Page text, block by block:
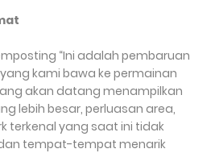
“Ini adalah pembaruan
kami bawa ke permainan
akan datang menampilkan
lebih besar, perluasan area,
terkenal yang saat ini tidak
tempat-tempat menarik